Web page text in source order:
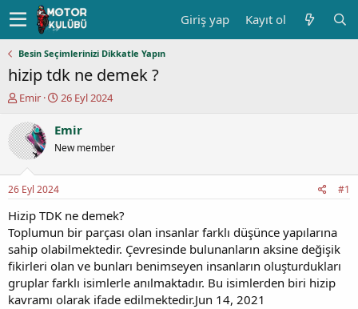
Giriş yap Kayıt ol
Besin Seçimlerinizi Dikkatle Yapın
hizip tdk ne demek ?
K
n
u
y
b
a
ş
a
t
a
n
Emir
B
ş
a
ç
a
r
i
h
i
26 Eyl 2024
Emir
New member
26 Eyl 2024 #1
Hizip TDK ne demek?
Toplumun bir parçası olan insanlar farklı düşünce yapılarına
sahip olabilmektedir. Çevresinde bulunanların aksine değişik
fikirleri olan ve bunları benimseyen insanların oluşturdukları
gruplar farklı isimlerle anılmaktadır. Bu isimlerden biri hizip
kavramı olarak ifade edilmektedir.Jun 14, 2021